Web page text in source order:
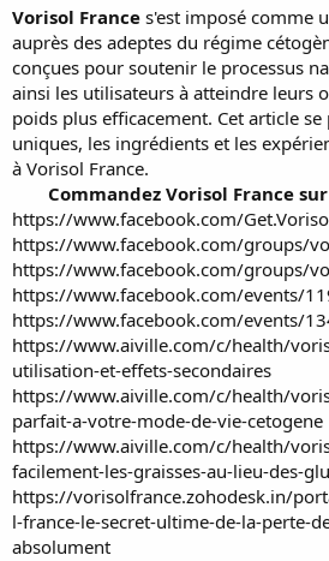
ы
л
а
Vorisol France s'est imposé comme
auprès des adeptes du régime
conçues pour soutenir le processus
ainsi les utilisateurs à atteindre leurs
poids plus efficacement. Cet article
uniques, les ingrédients et les
à Vorisol France.
Commandez Vorisol France sur
https://www.facebook.com/
https://www.facebook.com/groups/
https://www.facebook.com/groups/
https://www.facebook.com/events/
https://www.facebook.com/events/
https://www.aiville.com/c/health/
utilisation-et-effets-secondaires
https://www.aiville.com/c/health/
parfait-a-votre-mode-de-vie-cetogene
https://www.aiville.com/c/health/
facilement-les-graisses-au-lieu-des-
https://vorisolfrance.zohodesk.in/
l-france-le-secret-ultime-de-la-perte-
absolument